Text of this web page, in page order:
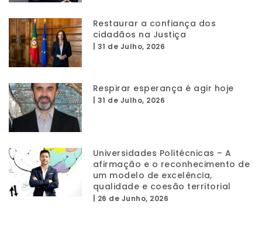
Restaurar a confiança dos
cidadãos na Justiça
31 de Julho, 2026
Respirar esperança é agir hoje
31 de Julho, 2026
Universidades Politécnicas – A
afirmação e o reconhecimento de
um modelo de excelência,
qualidade e coesão territorial
26 de Junho, 2026